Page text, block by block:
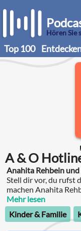
Hören Sie
Top 100
A & O
Anahita Rehbein
Stell dir vor, du rufst
machen Anahita
Mehr lesen
Kinder & Familie